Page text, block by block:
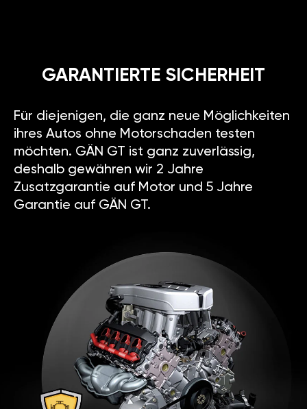
GARANTIERTE SICHERHEIT
Für diejenigen, die ganz neue Möglichkeiten
ihres Autos ohne Motorschaden testen
möchten. GÄN GT ist ganz zuverlässig,
deshalb gewähren wir 2 Jahre
Zusatzgarantie auf Motor und 5 Jahre
Garantie auf GÄN GT.